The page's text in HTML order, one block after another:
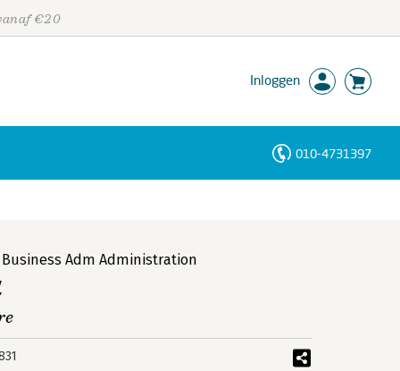
€20
Inloggen
010-4731397
Adm Administration
Personen